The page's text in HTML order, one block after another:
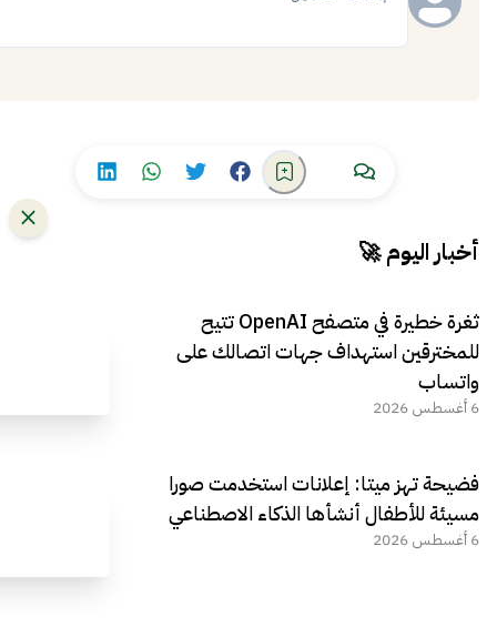
أخبار اليوم 🚀
ثغرة خطيرة في متصفح OpenAI تتيح
للمخترقين استهداف جهات اتصالك على
واتساب
6 أغسطس 2026
فضيحة تهز ميتا: إعلانات استخدمت صورا
مسيئة للأطفال أنشأها الذكاء الاصطناعي
6 أغسطس 2026